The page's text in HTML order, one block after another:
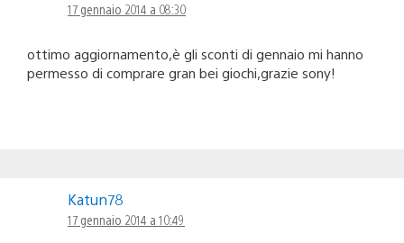
17 gennaio 2014 a 08:30
ottimo aggiornamento,è gli sconti di gennaio mi hanno
permesso di comprare gran bei giochi,grazie sony!
Katun78
17 gennaio 2014 a 10:49